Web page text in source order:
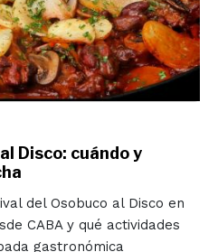
Disco: cuándo y
del Osobuco al Disco en
CABA y qué actividades
gastronómica